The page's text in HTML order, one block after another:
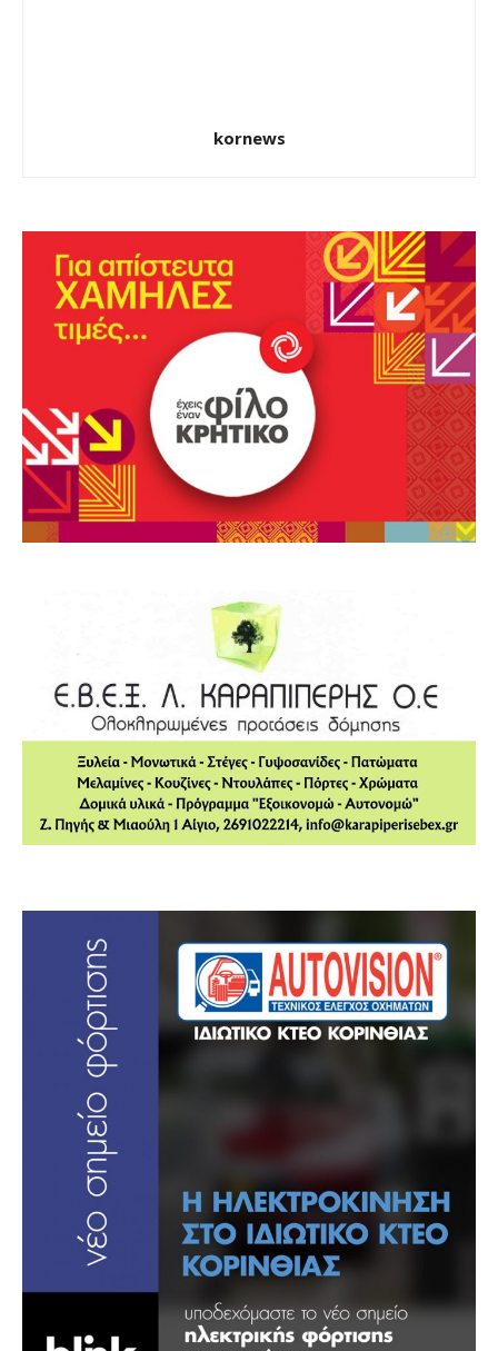
kornews